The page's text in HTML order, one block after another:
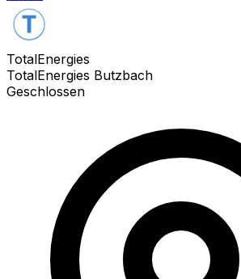
TotalEnergies
TotalEnergies Butzbach
Geschlossen